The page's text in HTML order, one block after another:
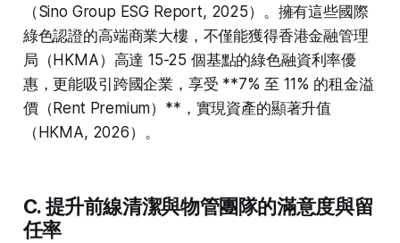
（Sino Group ESG Report, 2025）。擁有這些國際
綠色認證的高端商業大樓，不僅能獲得香港金融管理
局（HKMA）高達 15-25 個基點的綠色融資利率優
惠，更能吸引跨國企業，享受 **7% 至 11% 的租金溢
價（Rent Premium）**，實現資產的顯著升值
（HKMA, 2026）。
C. 提升前線清潔與物管團隊的滿意度與留
任率